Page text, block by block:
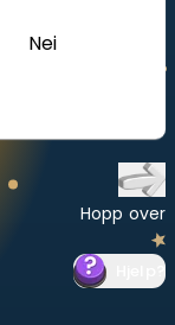
Nei
Hopp over
?